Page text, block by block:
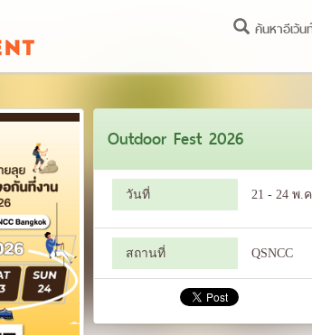
ค้นหาอีเว้น
Outdoor Fest 2026
วันที่ 21 - 24 พ.
สถานที่ QSNCC